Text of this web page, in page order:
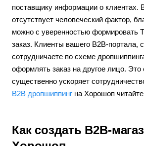
поставщику информации о клиентах.
отсутствует человеческий фактор,
можно с уверенностью формировать
заказ. Клиенты вашего B2B-портала,
сотрудничаете по схеме
оформлять заказ на другое лицо. Это
существенно ускоряет
B2B дропшиппинг на Хорошоп
Как создать B2B-